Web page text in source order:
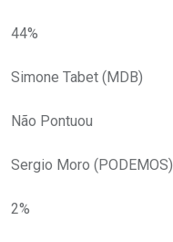
44%
Simone Tabet (MDB)
Não Pontuou
Sergio Moro (PODEMOS)
2%